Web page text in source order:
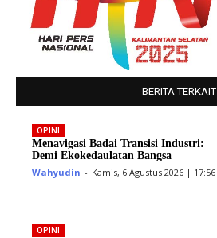
BERITA TERKAIT
OPINI
Menavigasi Badai Transisi Industri:
Demi Ekokedaulatan Bangsa
Wahyudin - Kamis, 6 Agustus 2026 | 17:56
OPINI